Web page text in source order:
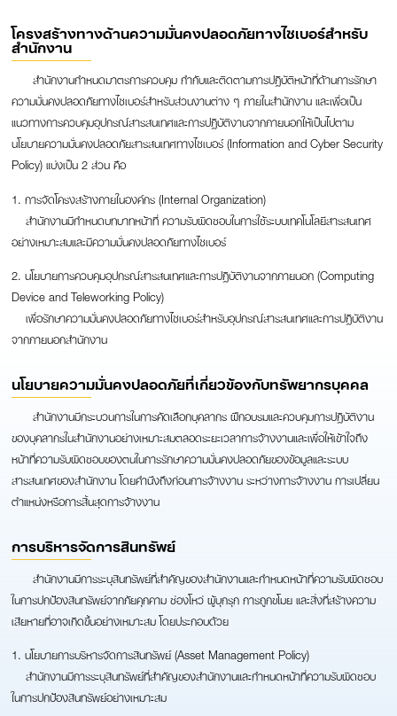
โครงสร้างทางด้านความมั่นคงปลอดภัยทางไซเบอร์สำหรับ
สำนักงาน
สำนักงานกำหนดมาตรการควบคุม กำกับและติดตามการปฏิบัติหน้าที่ด้านการรักษา
ความมั่นคงปลอดภัยทางไซเบอร์สำหรับส่วนงานต่าง ๆ ภายในสำนักงาน และเพื่อเป็น
แนวทางการควบคุมอุปกรณ์สารสนเทศและการปฏิบัติงานจากภายนอกให้เป็นไปตาม
นโยบายความมั่นคงปลอดภัยสารสนเทศทางไซเบอร์ (Information and Cyber Security
Policy) แบ่งเป็น 2 ส่วน คือ
1. การจัดโครงสร้างภายในองค์กร (Internal Organization)
สำนักงานมีกำหนดบทบาทหน้าที่ ความรับผิดชอบในการใช้ระบบเทคโนโลยีสารสนเทศ
อย่างเหมาะสมและมีความมั่นคงปลอดภัยทางไซเบอร์
2. นโยบายการควบคุมอุปกรณ์สารสนเทศและการปฏิบัติงานจากภายนอก (Computing
Device and Teleworking Policy)
เพื่อรักษาความมั่นคงปลอดภัยทางไซเบอร์สำหรับอุปกรณ์สารสนเทศและการปฏิบัติงาน
จากภายนอกสำนักงาน
นโยบายความมั่นคงปลอดภัยที่เกี่ยวข้องกับทรัพยากรบุคคล
สำนักงานมีกระบวนการในการคัดเลือกบุคลากร ฝึกอบรมและควบคุมการปฏิบัติงาน
ของบุคลากรในสำนักงานอย่างเหมาะสมตลอดระยะเวลาการจ้างงานและเพื่อให้เข้าใจถึง
หน้าที่ความรับผิดชอบของตนในการรักษาความมั่นคงปลอดภัยของข้อมูลและระบบ
สารสนเทศของสำนักงาน โดยคำนึงถึงก่อนการจ้างงาน ระหว่างการจ้างงาน การเปลี่ยน
ตำแหน่งหรือการสิ้นสุดการจ้างงาน
การบริหารจัดการสินทรัพย์
สำนักงานมีการระบุสินทรัพย์ที่สำคัญของสำนักงานและกำหนดหน้าที่ความรับผิดชอบ
ในการปกป้องสินทรัพย์จากภัยคุกคาม ช่องโหว่ ผู้บุกรุก การถูกขโมย และสิ่งที่สร้างความ
เสียหายที่อาจเกิดขึ้นอย่างเหมาะสม โดยประกอบด้วย
1. นโยบายการบริหารจัดการสินทรัพย์ (Asset Management Policy)
สำนักงานมีการระบุสินทรัพย์ที่สำคัญของสำนักงานและกำหนดหน้าที่ความรับผิดชอบ
ในการปกป้องสินทรัพย์อย่างเหมาะสม